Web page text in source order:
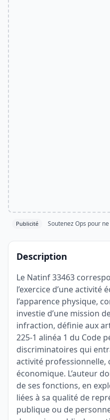
Publicité Soutenez Ops pour
Description
Le Natinf 33463
l’exercice d’une
l’apparence physique,
investie d’une mission
infraction, définie aux
225-1 alinéa 1 du Code
discriminatoires qui
activité professionnelle,
économique. L’auteur
de ses fonctions, en
liées à sa qualité de
publique ou de